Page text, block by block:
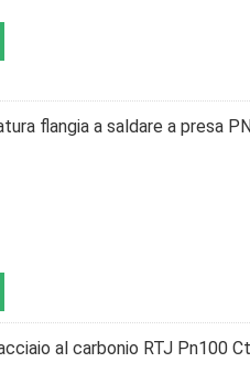
flangia a saldare a presa
al carbonio RTJ Pn100